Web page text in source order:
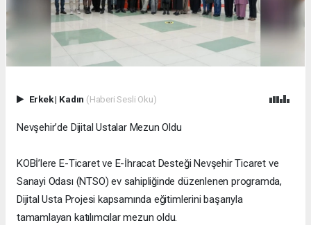
Erkek| Kadın (Haberi Sesli Oku)
Nevşehir’de Dijital Ustalar Mezun Oldu
KOBİ’lere E-Ticaret ve E-İhracat Desteği Nevşehir Ticaret ve
Sanayi Odası (NTSO) ev sahipliğinde düzenlenen programda,
Dijital Usta Projesi kapsamında eğitimlerini başarıyla
tamamlayan katılımcılar mezun oldu.